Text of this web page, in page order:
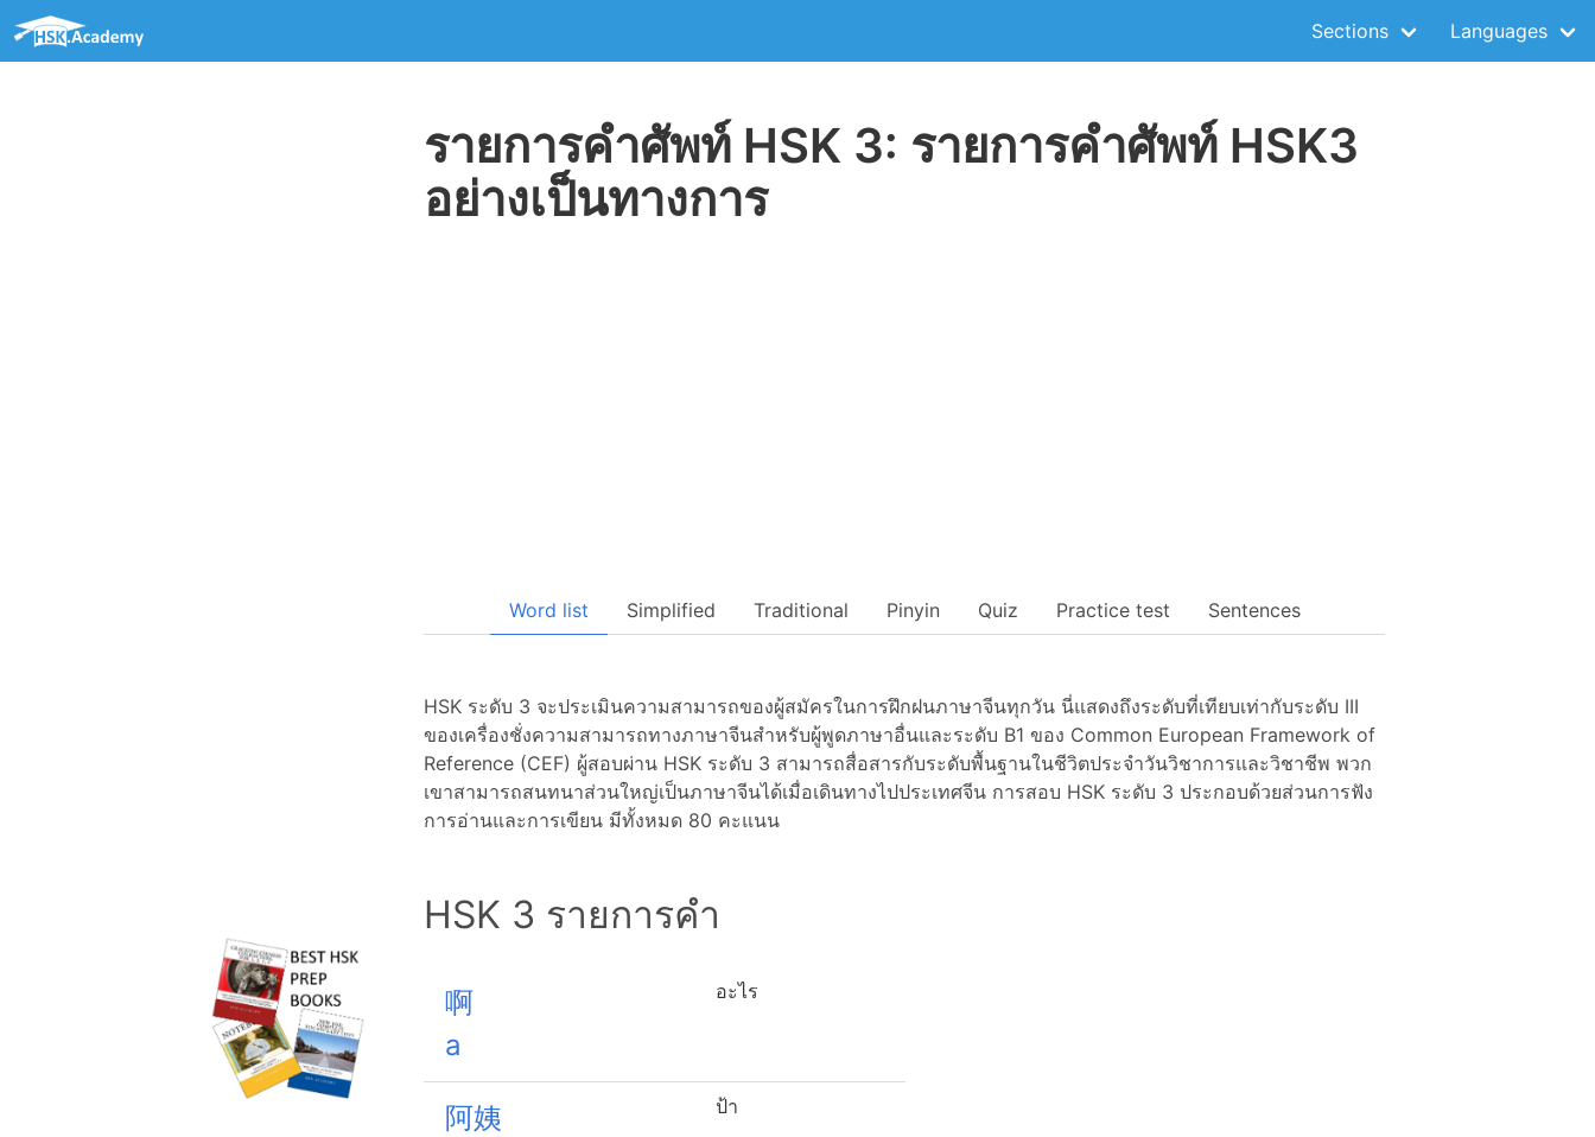
Sections Languages
รายการคำศัพท์ HSK 3: รายการคำศัพท์ HSK3
อย่างเป็นทางการ
Word list Simplified Traditional Pinyin Quiz Practice test Sentences
HSK ระดับ 3 จะประเมินความสามารถของผู้สมัครในการฝึกฝนภาษาจีนทุกวัน นี่แสดงถึงระดับที่เทียบเท่ากับระดับ III
ของเครื่องชั่งความสามารถทางภาษาจีนสำหรับผู้พูดภาษาอื่นและระดับ B1 ของ Common European Framework of
Reference (CEF) ผู้สอบผ่าน HSK ระดับ 3 สามารถสื่อสารกับระดับพื้นฐานในชีวิตประจำวันวิชาการและวิชาชีพ พวก
เขาสามารถสนทนาส่วนใหญ่เป็นภาษาจีนได้เมื่อเดินทางไปประเทศจีน การสอบ HSK ระดับ 3 ประกอบด้วยส่วนการฟัง
การอ่านและการเขียน มีทั้งหมด 80 คะแนน
HSK 3 รายการคำ
啊
a
อะไร
阿姨
ป้า